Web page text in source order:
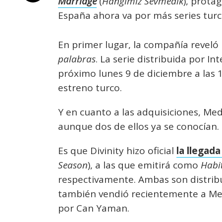
España ahora va por más series
En primer lugar, la compañía
palabras. La serie distribuida por
próximo lunes 9 de diciembre a las
estreno turco.
Y en cuanto a las adquisiciones,
aunque dos de ellos ya se conocían.
Es que Divinity hizo oficial la
Season), a las que emitirá como
respectivamente. Ambas son
también vendió recientemente a
por Can Yaman.